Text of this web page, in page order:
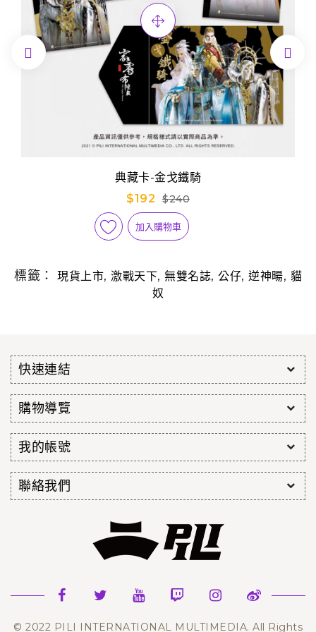
典藏卡-金戈鐵騎
$192
$240
加入購物車
 
標籤： 現貨上市, 激戰天下, 無雙名誌, 公仔, 逆神暘, 貓
奴
快速連結
購物導覽
我的帳號
聯絡我們
© 2022 PILI INTERNATIONAL MULTIMEDIA. All Rights